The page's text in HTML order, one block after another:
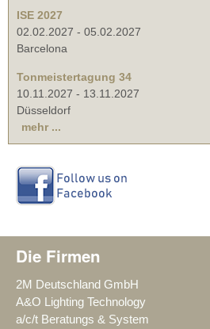
ISE 2027
02.02.2027 - 05.02.2027
Barcelona
Tonmeistertagung 34
10.11.2027 - 13.11.2027
Düsseldorf
mehr ...
Die Firmen
2M Deutschland GmbH
A&O Lighting Technology
a/c/t Beratungs & System